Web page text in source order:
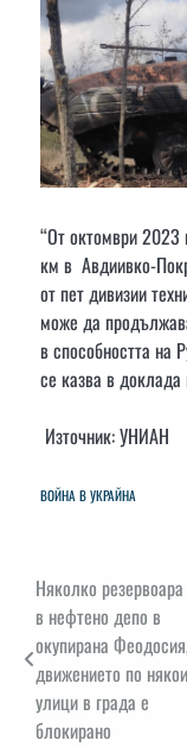
“От октомври 2023
км в Авдиивко-
от пет дивизии
може да
в способността на
се казва в доклада
Източник: УНИАН
ВОЙНА В УКРАЙНА
Навигация
Няколко резервоара
в нефтено депо в
окупирана
движението по някои
улици в града е
блокирано